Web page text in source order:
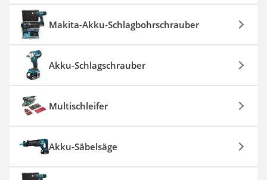
Makita-Akku-Schlagbohrschrauber
Akku-Schlagschrauber
Multischleifer
Akku-Säbelsäge